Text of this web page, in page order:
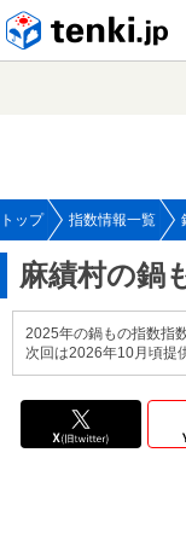
トップ 指数情報一覧
麻績村の鍋
2025年の鍋もの指数指
次回は2026年10月頃提